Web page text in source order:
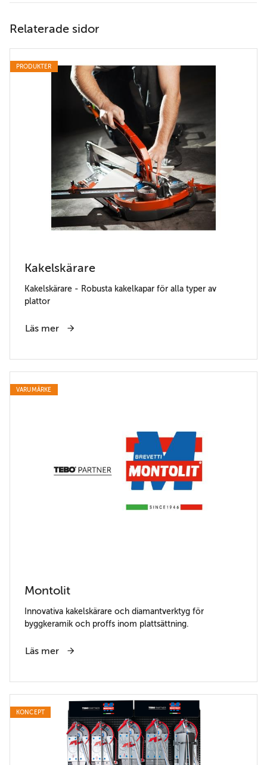
Relaterade sidor
PRODUKTER
Kakelskärare
Kakelskärare - Robusta kakelkapar för alla typer av
plattor
Läs mer
VARUMÄRKE
Montolit
Innovativa kakelskärare och diamantverktyg för
byggkeramik och proffs inom plattsättning.
Läs mer
KONCEPT